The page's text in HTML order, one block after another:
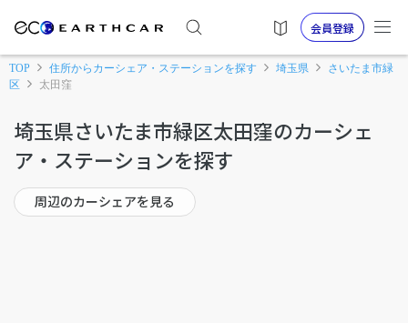
会員登録
TOP 住所からカーシェア・ステーションを探す 埼玉県
さいたま市緑
区
太田窪
埼玉県さいたま市緑区太田窪のカーシェ
ア・ステーションを探す
周辺のカーシェアを見る